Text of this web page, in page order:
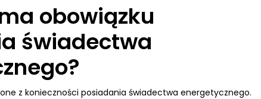
obowiązku
świadectwa
z konieczności posiadania świadectwa energetycznego.